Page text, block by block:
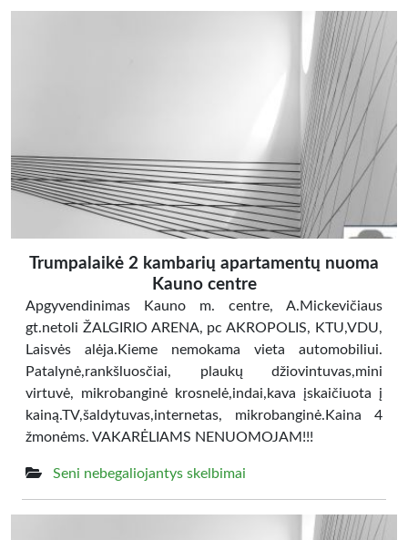
Trumpalaikė 2 kambarių apartamentų nuoma
Kauno centre
Apgyvendinimas Kauno m. centre, A.Mickevičiaus
gt.netoli ŽALGIRIO ARENA, pc AKROPOLIS, KTU,VDU,
Laisvės alėja.Kieme nemokama vieta automobiliui.
Patalynė,rankšluosčiai, plaukų džiovintuvas,mini
virtuvė, mikrobanginė krosnelė,indai,kava įskaičiuota į
kainą.TV,šaldytuvas,internetas, mikrobanginė.Kaina 4
žmonėms. VAKARĖLIAMS NENUOMOJAM!!!
Seni nebegaliojantys skelbimai